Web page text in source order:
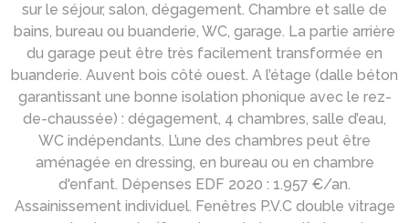
sur le séjour, salon, dégagement. Chambre et salle de
bains, bureau ou buanderie, WC, garage. La partie arrière
du garage peut être très facilement transformée en
buanderie. Auvent bois côté ouest. A l’étage (dalle béton
garantissant une bonne isolation phonique avec le rez-
de-chaussée) : dégagement, 4 chambres, salle d’eau,
WC indépendants. L’une des chambres peut être
aménagée en dressing, en bureau ou en chambre
d'enfant. Dépenses EDF 2020 : 1.957 €/an.
Assainissement individuel. Fenêtres P.V.C double vitrage